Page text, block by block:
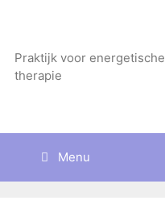
Praktijk voor energetische
therapie
Menu